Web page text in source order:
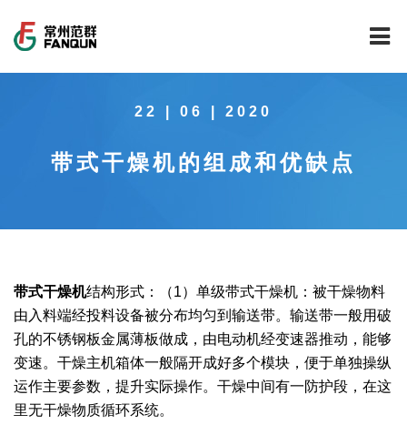
范群文化
公司大事记
回转圆筒干燥焙烧系列
气流干燥系列
喷雾干燥机系列
制药行业
食品行业
环保行业
工程实验室
工程技术中心
质量监督技术中心
新闻中心
范群新闻
行业新闻
服务中心
常见问题
社会责任
22 | 06 | 2020
​带式干燥机的组成和优缺点
带式干燥机结构形式：（1）单级带式干燥机：被干燥物料
由入料端经投料设备被分布均匀到输送带。输送带一般用破
孔的不锈钢板金属薄板做成，由电动机经变速器推动，能够
变速。干燥主机箱体一般隔开成好多个模块，便于单独操纵
运作主要参数，提升实际操作。干燥中间有一防护段，在这
里无干燥物质循环系统。